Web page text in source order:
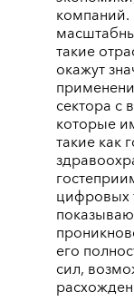
компаний.
такие
окажут
сектора с
которые
такие как
цифровых
его
сил,